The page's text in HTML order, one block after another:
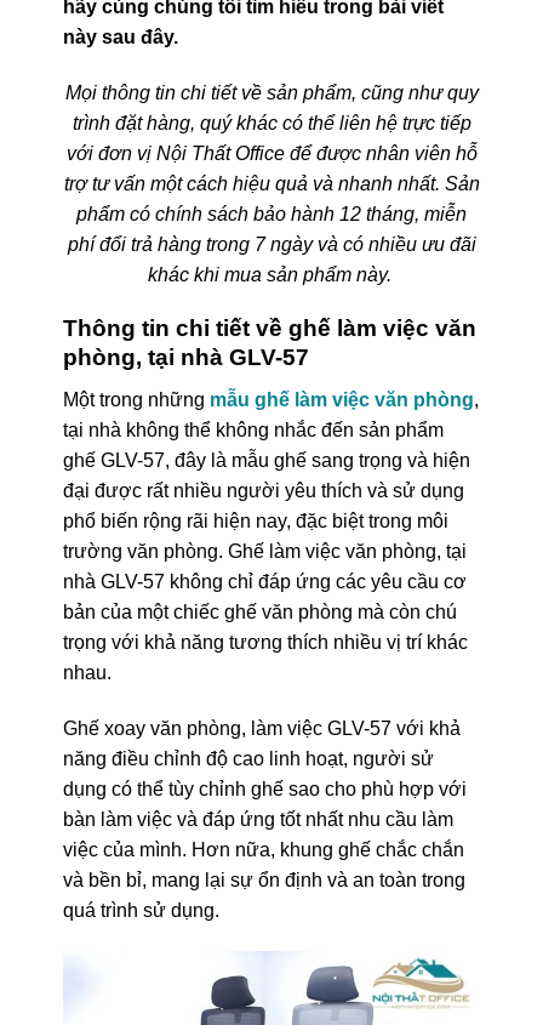
hãy cùng chúng tôi tìm hiểu trong bài viết
này sau đây.
Mọi thông tin chi tiết về sản phẩm, cũng như quy
trình đặt hàng, quý khác có thể liên hệ trực tiếp
với đơn vị Nội Thất Office để được nhân viên hỗ
trợ tư vấn một cách hiệu quả và nhanh nhất. Sản
phẩm có chính sách bảo hành 12 tháng, miễn
phí đổi trả hàng trong 7 ngày và có nhiều ưu đãi
khác khi mua sản phẩm này.
Thông tin chi tiết về ghế làm việc văn
phòng, tại nhà GLV-57
Một trong những mẫu ghế làm việc văn phòng,
tại nhà không thể không nhắc đến sản phẩm
ghế GLV-57, đây là mẫu ghế sang trọng và hiện
đại được rất nhiều người yêu thích và sử dụng
phổ biến rộng rãi hiện nay, đặc biệt trong môi
trường văn phòng. Ghế làm việc văn phòng, tại
nhà GLV-57 không chỉ đáp ứng các yêu cầu cơ
bản của một chiếc ghế văn phòng mà còn chú
trọng với khả năng tương thích nhiều vị trí khác
nhau.
Ghế xoay văn phòng, làm việc GLV-57 với khả
năng điều chỉnh độ cao linh hoạt, người sử
dụng có thể tùy chỉnh ghế sao cho phù hợp với
bàn làm việc và đáp ứng tốt nhất nhu cầu làm
việc của mình. Hơn nữa, khung ghế chắc chắn
và bền bỉ, mang lại sự ổn định và an toàn trong
quá trình sử dụng.